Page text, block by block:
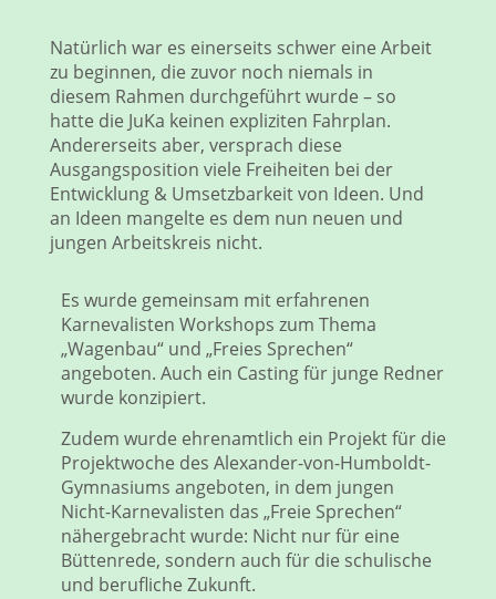
Natürlich war es einerseits schwer eine Arbeit
zu beginnen, die zuvor noch niemals in
diesem Rahmen durchgeführt wurde – so
hatte die JuKa keinen expliziten Fahrplan.
Andererseits aber, versprach diese
Ausgangsposition viele Freiheiten bei der
Entwicklung & Umsetzbarkeit von Ideen. Und
an Ideen mangelte es dem nun neuen und
jungen Arbeitskreis nicht.
Es wurde gemeinsam mit erfahrenen
Karnevalisten Workshops zum Thema
„Wagenbau“ und „Freies Sprechen“
angeboten. Auch ein Casting für junge Redner
wurde konzipiert.
Zudem wurde ehrenamtlich ein Projekt für die
Projektwoche des Alexander-von-Humboldt-
Gymnasiums angeboten, in dem jungen
Nicht-Karnevalisten das „Freie Sprechen“
nähergebracht wurde: Nicht nur für eine
Büttenrede, sondern auch für die schulische
und berufliche Zukunft.